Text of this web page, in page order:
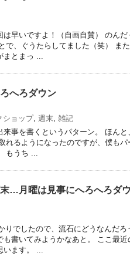
早いですよ！（自画自賛） のん
で、ぐうたらしてました（笑） ま
まとまっ ...
へろダウン
ショップ, 週末, 雑記
事を書くというパターン。 ほん
れるようになったのですが、僕もパ
もうち ...
…月曜は見事にへろへろダ
りでしたので、流石にどうなんだ
書いてみようかなあと。 ここ最
います。 ...